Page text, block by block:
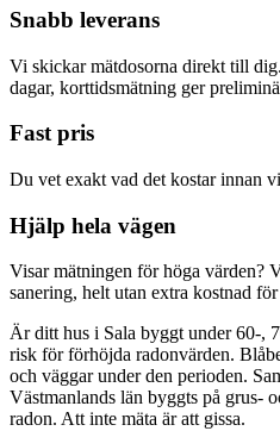
Snabb leverans
Vi skickar mätdosorna direkt till
dagar, korttidsmätning ger
Fast pris
Du vet exakt vad det kostar innan
Hjälp hela vägen
Visar mätningen för höga värden?
sanering, helt utan extra kostnad
Är ditt hus i Sala byggt under 60-,
risk för förhöjda radonvärden.
och väggar under den perioden.
Västmanlands län byggts på grus-
radon. Att inte mäta är att gissa.